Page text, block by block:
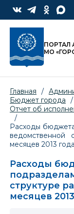
ПОРТАЛ
МО
Главная /
Бюджет города
/
Отчет об
/
Расходы
ведомственной
месяцев 2013 года
Расходы
структуре
месяцев